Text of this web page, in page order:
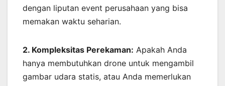
dengan liputan event perusahaan yang bisa
memakan waktu seharian.
2. Kompleksitas Perekaman: Apakah Anda
hanya membutuhkan drone untuk mengambil
gambar udara statis, atau Anda memerlukan